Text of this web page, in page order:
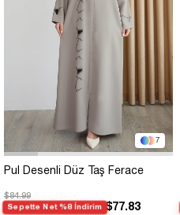
7
Pul Desenli Düz Taş Ferace
$84.99
Sepette Net %8 İndirim $77.83